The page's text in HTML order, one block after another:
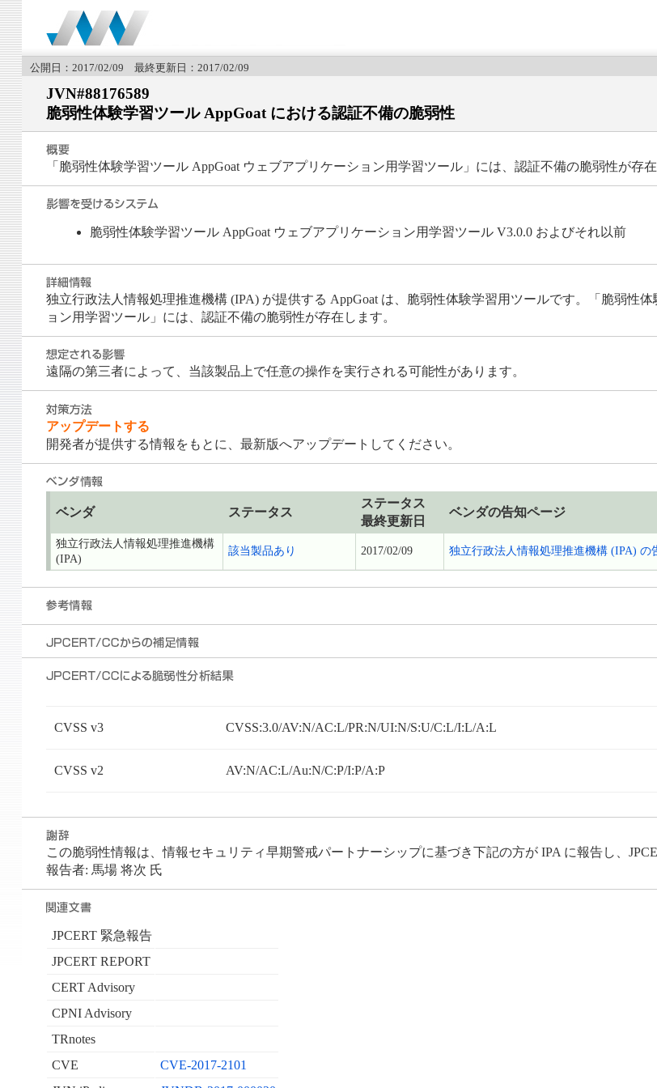
公開日：2017/02/09 最終更新日：2017/02/09
JVN#88176589
脆弱性体験学習ツール AppGoat における認証不備の脆弱性
「脆弱性体験学習ツール AppGoat ウェブアプリケーション用学習ツール」には、認証不備の脆弱性が存在
脆弱性体験学習ツール AppGoat ウェブアプリケーション用学習ツール V3.0.0 およびそれ以前
独立行政法人情報処理推進機構 (IPA) が提供する AppGoat は、脆弱性体験学習用ツールです。「脆弱性
ョン用学習ツール」には、認証不備の脆弱性が存在します。
遠隔の第三者によって、当該製品上で任意の操作を実行される可能性があります。
アップデートする
開発者が提供する情報をもとに、最新版へアップデートしてください。
ベンダ ステータス
ステータス
最終更新日
ベンダの告知ページ
独立行政法人情報処理推進機構
(IPA)
該当製品あり 2017/02/09 独立行政法人情報処理推進機構 (IPA) の
CVSS v3 CVSS:3.0/AV:N/AC:L/PR:N/UI:N/S:U/C:L/I:L/A:L
CVSS v2 AV:N/AC:L/Au:N/C:P/I:P/A:P
この脆弱性情報は、情報セキュリティ早期警戒パートナーシップに基づき下記の方が IPA に報告し、
報告者: 馬場 将次 氏
JPCERT 緊急報告
JPCERT REPORT
CERT Advisory
CPNI Advisory
TRnotes
CVE
CVE-2017-2101